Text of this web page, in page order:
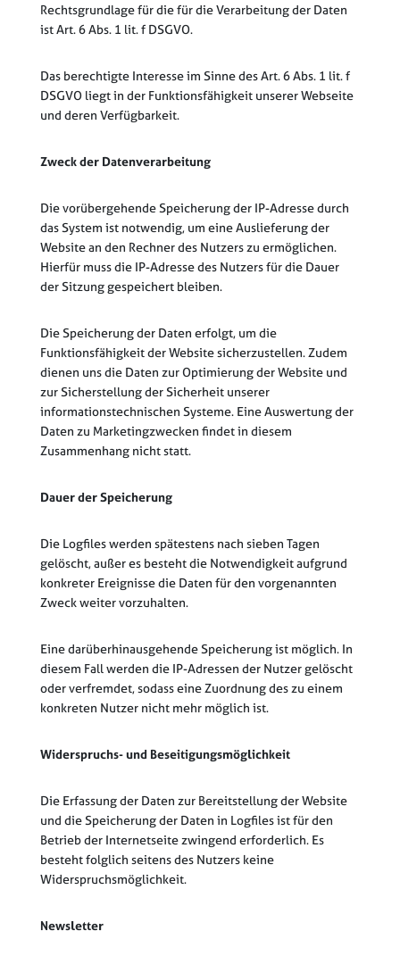
Rechtsgrundlage für die für die Verarbeitung der Daten
ist Art. 6 Abs. 1 lit. f DSGVO.
Das berechtigte Interesse im Sinne des Art. 6 Abs. 1 lit. f
DSGVO liegt in der Funktionsfähigkeit unserer Webseite
und deren Verfügbarkeit.
Zweck der Datenverarbeitung
Die vorübergehende Speicherung der IP-Adresse durch
das System ist notwendig, um eine Auslieferung der
Website an den Rechner des Nutzers zu ermöglichen.
Hierfür muss die IP-Adresse des Nutzers für die Dauer
der Sitzung gespeichert bleiben.
Die Speicherung der Daten erfolgt, um die
Funktionsfähigkeit der Website sicherzustellen. Zudem
dienen uns die Daten zur Optimierung der Website und
zur Sicherstellung der Sicherheit unserer
informationstechnischen Systeme. Eine Auswertung der
Daten zu Marketingzwecken findet in diesem
Zusammenhang nicht statt.
Dauer der Speicherung
Die Logfiles werden spätestens nach sieben Tagen
gelöscht, außer es besteht die Notwendigkeit aufgrund
konkreter Ereignisse die Daten für den vorgenannten
Zweck weiter vorzuhalten.
Eine darüberhinausgehende Speicherung ist möglich. In
diesem Fall werden die IP-Adressen der Nutzer gelöscht
oder verfremdet, sodass eine Zuordnung des zu einem
konkreten Nutzer nicht mehr möglich ist.
Widerspruchs- und Beseitigungsmöglichkeit
Die Erfassung der Daten zur Bereitstellung der Website
und die Speicherung der Daten in Logfiles ist für den
Betrieb der Internetseite zwingend erforderlich. Es
besteht folglich seitens des Nutzers keine
Widerspruchsmöglichkeit.
Newsletter